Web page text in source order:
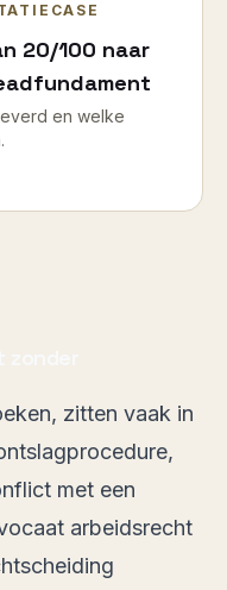
20/100 naar
en welke
zitten vaak in
met een
arbeidsrecht